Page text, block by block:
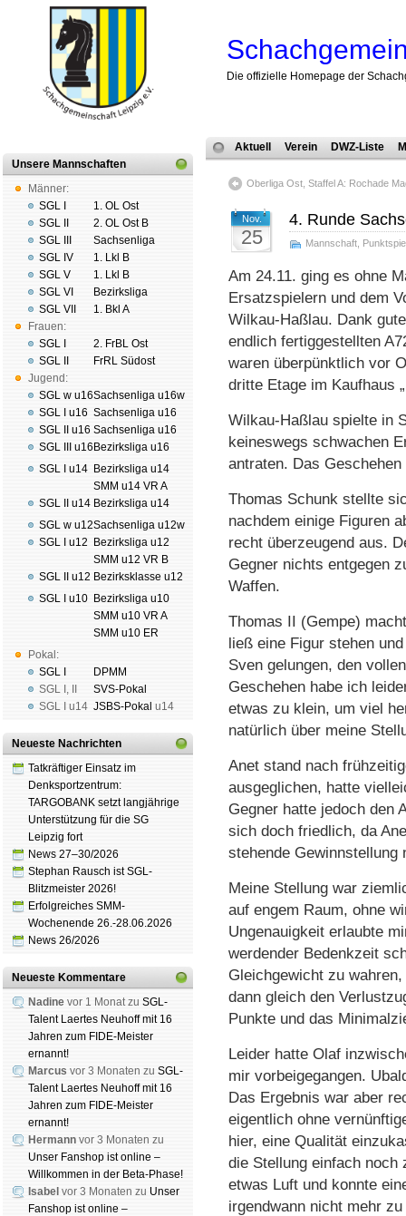
Die offizielle Homepage der
Unsere Mannschaften
Männer:
SGL I
SGL II
SGL III
SGL IV
SGL V
SGL VI
SGL VII
Frauen:
SGL I
SGL II
Jugend:
SGL w u16
SGL I u16
SGL II u16
SGL III u16
SGL I u14
SGL II u14
SGL w u12
SGL I u12
SGL II u12
SGL I u10
Pokal:
SGL I
SGL I ,
SGL I
u14
1. OL Ost
2. OL Ost B
Sachsenliga
1. Lkl B
1. Lkl B
Bezirksliga
1. Bkl A
2. FrBL Ost
FrRL Südost
Sachsenliga u16w
Sachsenliga u16
Sachsenliga u16
Bezirksliga u16
Bezirksliga u14
SMM u14 VR A
Bezirksliga u14
Sachsenliga u12w
Bezirksliga u12
SMM u12 VR B
Bezirksklasse u12
Bezirksliga u10
SMM u10 VR A
SMM u10 ER
DPMM
SVS-Pokal
JSBS-Pokal u14
Neueste Nachrichten
Tatkräftiger Einsatz im
Denksportzentrum:
TARGOBANK setzt langjährige
Unterstützung für die SG
Leipzig fort
News 27–30/2026
Stephan Rausch ist SGL-
Blitzmeister 2026!
Erfolgreiches SMM-
Wochenende 26.-28.06.2026
News 26/2026
Neueste Kommentare
Nadine vor 1 Monat zu SGL-
Talent Laertes Neuhoff mit 16
Jahren zum FIDE-Meister
ernannt!
Marcus vor 3 Monaten zu SGL-
Talent Laertes Neuhoff mit 16
Jahren zum FIDE-Meister
ernannt!
Hermann vor 3 Monaten zu
Unser Fanshop ist online –
Willkommen in der Beta-Phase!
Isabel vor 3 Monaten zu Unser
Fanshop ist online –
Aktuell Verein DWZ-Liste
Oberliga Ost, Staffel A: Rochade
Nov.
25
4. Runde
Mannschaft
Am 24.11. ging es ohne
Ersatzspielern und dem
Wilkau-Haßlau. Dank
endlich fertiggestellten
waren überpünktlich vor
dritte Etage im Kaufhaus
Wilkau-Haßlau spielte in
keineswegs schwachen
antraten. Das
Thomas Schunk stellte
nachdem einige Figuren
recht überzeugend aus.
Gegner nichts entgegen
Waffen.
Thomas II (Gempe)
ließ eine Figur stehen
Sven gelungen, den
Geschehen habe ich
etwas zu klein, um viel
natürlich über meine
Anet stand nach
ausgeglichen, hatte
Gegner hatte jedoch den
sich doch friedlich, da
stehende Gewinnstellung
Meine Stellung war
auf engem Raum, ohne
Ungenauigkeit erlaubte
werdender Bedenkzeit
Gleichgewicht zu
dann gleich den
Punkte und das
Leider hatte Olaf
mir vorbeigegangen.
Das Ergebnis war aber
eigentlich ohne
hier, eine Qualität
die Stellung einfach noch
etwas Luft und konnte
irgendwann nicht mehr